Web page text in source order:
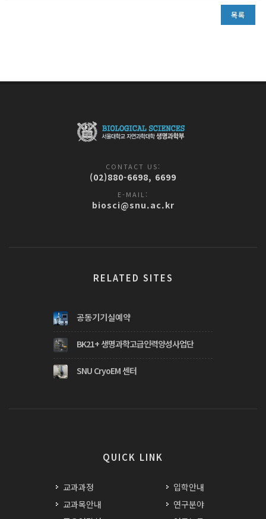
목록
CONTACT US:
(02)880-6698, 6699
E-MAIL:
biosci@snu.ac.kr
RELATED SITES
공동기기실예약
BK21+ 생명과학고급인력양성사업단
SNU CryoEM 센터
QUICK LINK
교과과정
교과목안내
입학안내
연구분야